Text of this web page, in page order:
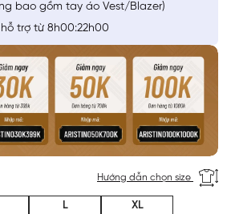
Hướng dẫn chọn size
L
XL
bao gồm tay áo Vest/Blazer)
hỗ trợ từ 8h00:22h00